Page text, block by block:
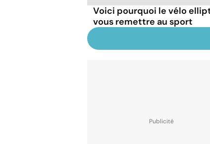
Voici pourquoi le vélo
vous remettre au sport